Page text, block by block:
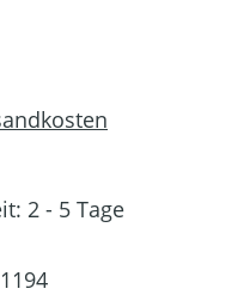
2 - 5 Tage